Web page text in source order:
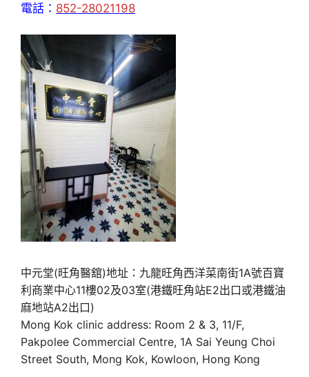
電話： 852-28021198
中元堂(旺角醫舘)地址：九龍旺角西洋菜南街1A號百寶
利商業中心11樓02及03室(港鐵旺角站E2出口或港鐵油
麻地站A2出口)
Mong Kok clinic address: Room 2 & 3, 11/F,
Pakpolee Commercial Centre, 1A Sai Yeung Choi
Street South, Mong Kok, Kowloon, Hong Kong